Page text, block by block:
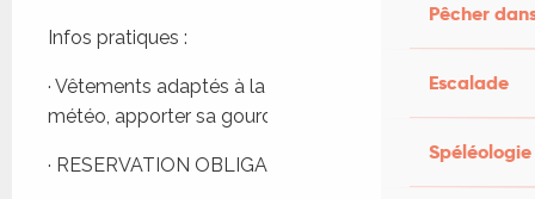
Pêcher
Escalade
Spéléologie
Infos pratiques :
· Vêtements adaptés à la campagne et à la
météo, apporter sa gourde
· RESERVATION OBLIGATOIRE